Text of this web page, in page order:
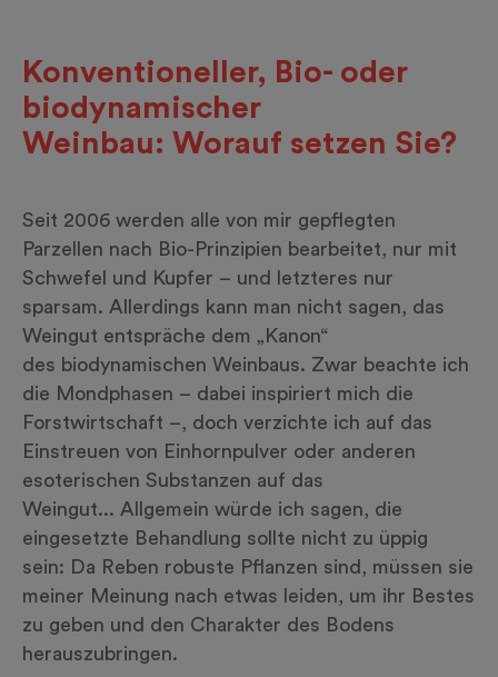
Konventioneller, Bio- oder
biodynamischer
Weinbau: Worauf setzen Sie?
Seit 2006 werden alle von mir gepflegten
Parzellen nach Bio-Prinzipien bearbeitet, nur mit
Schwefel und Kupfer – und letzteres nur
sparsam. Allerdings kann man nicht sagen, das
Weingut entspräche dem „Kanon“
des biodynamischen Weinbaus. Zwar beachte ich
die Mondphasen – dabei inspiriert mich die
Forstwirtschaft –, doch verzichte ich auf das
Einstreuen von Einhornpulver oder anderen
esoterischen Substanzen auf das
Weingut... Allgemein würde ich sagen, die
eingesetzte Behandlung sollte nicht zu üppig
sein: Da Reben robuste Pflanzen sind, müssen sie
meiner Meinung nach etwas leiden, um ihr Bestes
zu geben und den Charakter des Bodens
herauszubringen.